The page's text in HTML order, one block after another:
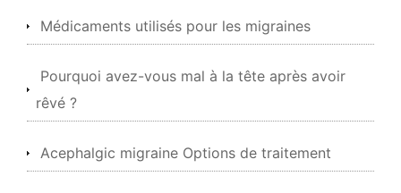
Médicaments utilisés pour les migraines
Pourquoi avez-vous mal à la tête après avoir
rêvé ?
Acephalgic migraine Options de traitement